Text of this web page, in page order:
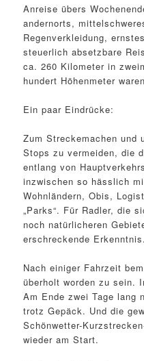
Anreise übers
andernorts,
Regenverkleidung,
steuerlich absetzbare
ca. 260 Kilometer in
hundert Höhenmeter
Ein paar Eindrücke:
Zum Streckemachen und
Stops zu vermeiden, die
entlang von
inzwischen so hässlich
Wohnländern, Obis,
„Parks“. Für Radler, die
noch natürlicheren
erschreckende Erkenntnis.
Nach einiger Fahrzeit
überholt worden zu sein.
Am Ende zwei Tage lang
trotz Gepäck. Und die
Schönwetter-
wieder am Start.